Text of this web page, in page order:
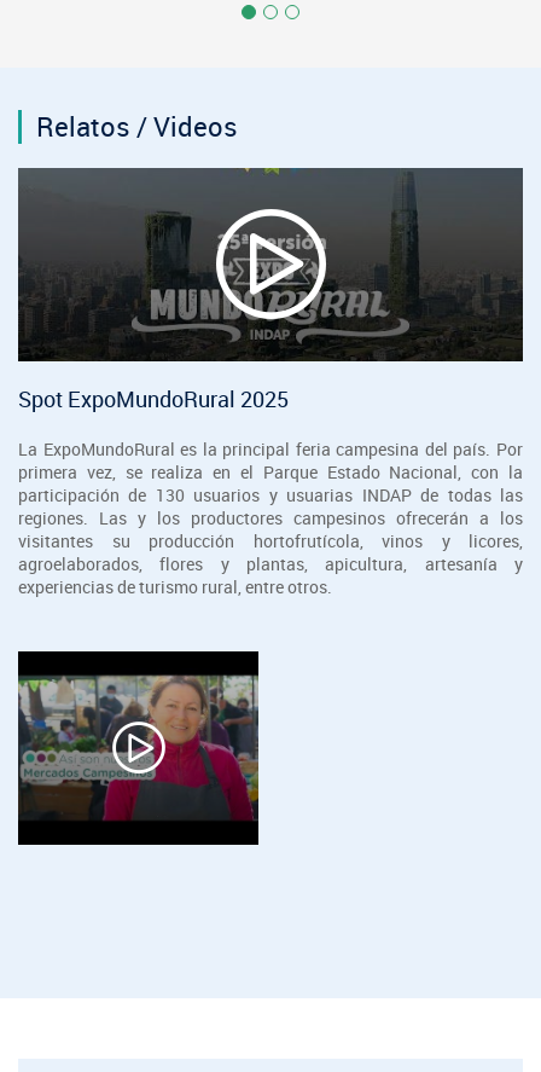
Relatos / Videos
Spot ExpoMundoRural 2025
La ExpoMundoRural es la principal feria campesina del país. Por
primera vez, se realiza en el Parque Estado Nacional, con la
participación de 130 usuarios y usuarias INDAP de todas las
regiones. Las y los productores campesinos ofrecerán a los
visitantes su producción hortofrutícola, vinos y licores,
agroelaborados, flores y plantas, apicultura, artesanía y
experiencias de turismo rural, entre otros.